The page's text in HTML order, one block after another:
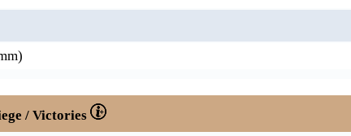
/ Victories